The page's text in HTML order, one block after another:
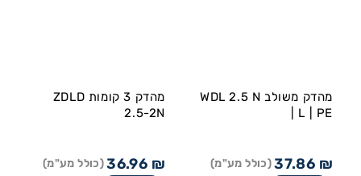
מהדק משולב WDL 2.5 N
| L | PE
37.86 ₪ (כולל מע"מ)
מהדק 3 קומות ZDLD
2.5-2N
36.96 ₪ (כולל מע"מ)